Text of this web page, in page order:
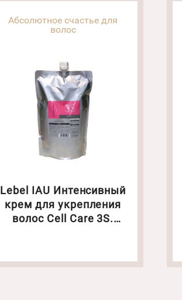
Абсолютное счастье для
волос
Lebel IAU Интенсивный
крем для укрепления
волос Cell Care 3S.